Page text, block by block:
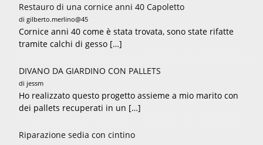
Restauro di una cornice anni 40 Capoletto
di gilberto.merlino@45
Cornice anni 40 come è stata trovata, sono state rifatte
tramite calchi di gesso […]
DIVANO DA GIARDINO CON PALLETS
di jessm
Ho realizzato questo progetto assieme a mio marito con
dei pallets recuperati in un […]
Riparazione sedia con cintino